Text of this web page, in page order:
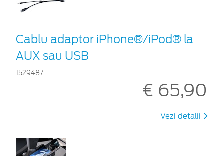
Cablu adaptor iPhone®/iPod® la
AUX sau USB
1529487
€ 65,90
Vezi detalii